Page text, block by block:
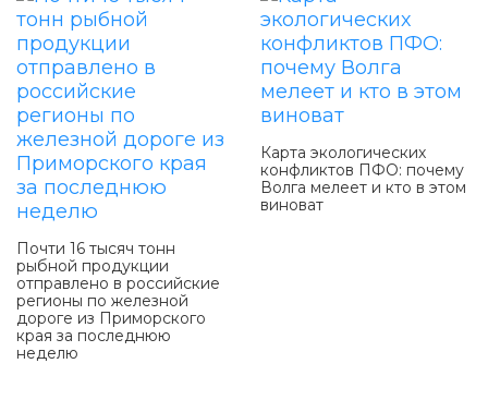
Почти 16 тысяч тонн
рыбной продукции
отправлено в российские
регионы по железной
дороге из Приморского
края за последнюю
неделю
Карта экологических
конфликтов ПФО: почему
Волга мелеет и кто в этом
виноват